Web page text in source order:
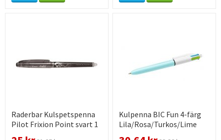
Raderbar Kulspetspenna
Pilot Frixion Point svart 1
st / förpackning
Kulpenna BIC Fun 4-färg
Lila/Rosa/Turkos/Lime